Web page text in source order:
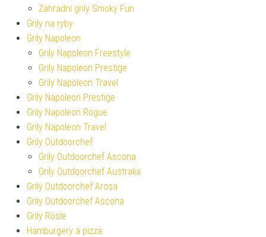
Zahradní grily Smoky Fun
Grily na ryby
Grily Napoleon
Grily Napoleon Freestyle
Grily Napoleon Prestige
Grily Napoleon Travel
Grily Napoleon Prestige
Grily Napoleon Rogue
Grily Napoleon Travel
Grily Outdoorchef
Grily Outdoorchef Ascona
Grily Outdoorchef Australia
Grily Outdoorchef Arosa
Grily Outdoorchef Ascona
Grily Rösle
Hamburgery a pizza